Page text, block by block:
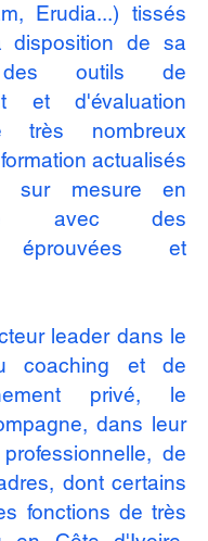
Erudia...) tissés
de sa
des outils de
et d'évaluation
très nombreux
actualisés
sur mesure en
avec des
éprouvées et
leader dans le
coaching et de
privé, le
dans leur
de
dont certains
fonctions de très